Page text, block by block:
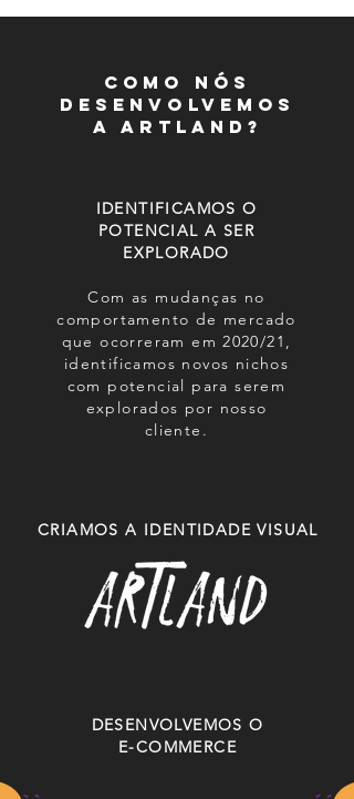
Como nós
desenvolvemos
a Artland?
IDENTIFICAMOS O
POTENCIAL A SER
EXPLORADO
Com as mudanças no
comportamento de mercado
que ocorreram em 2020/21,
identificamos novos nichos
com potencial para serem
explorados por nosso
cliente.
CRIAMOS A IDENTIDADE VISUAL
DESENVOLVEMOS O
E-COMMERCE